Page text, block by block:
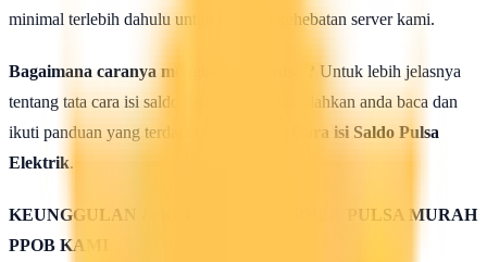
minimal terlebih dahulu untuk uji coba kehebatan server kami.
Bagaimana caranya mengisi saldo pulsa ?
Untuk lebih jelasnya
tentang tata cara isi saldo deposit pulsa ini silahkan anda baca dan
ikuti panduan yang terdapat di halaman :
Cara isi Saldo Pulsa
Elektrik.
KEUNGGULAN & KELEBIHAN SERVER PULSA MURAH
PPOB KAMI